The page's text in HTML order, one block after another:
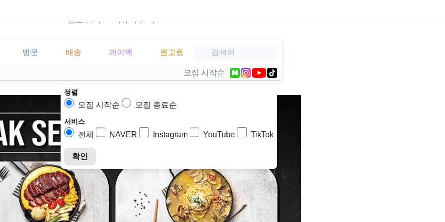
방문 배송 페이백 원고료
모집 시작순
정렬
모집 시작순 모집 종료순
서비스
전체 NAVER Instagram YouTube TikTok
확인